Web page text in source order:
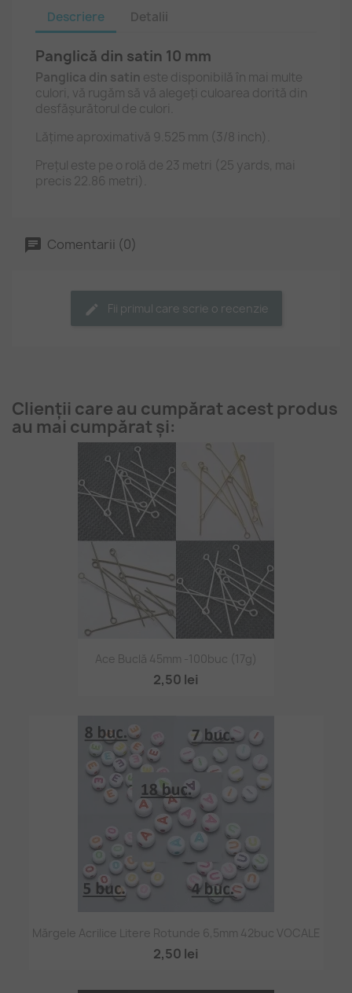
Descriere Detalii
Panglică din satin 10 mm
Panglica din satin este disponibilă în mai multe
culori, vă rugăm să vă alegeți culoarea dorită din
desfășurătorul de culori.
Lățime aproximativă 9.525 mm (3/8 inch).
Prețul este pe o rolă de 23 metri (25 yards, mai
precis 22.86 metri).
Comentarii (0)
Fii primul care scrie o recenzie
Clienții care au cumpărat acest produs
au mai cumpărat și:
Ace Buclă 45mm -100buc (17g)
2,50 lei
Mărgele Acrilice Litere Rotunde 6,5mm 42buc VOCALE
2,50 lei